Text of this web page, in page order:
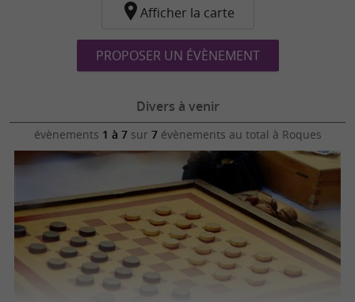
Afficher la carte
PROPOSER UN ÉVÈNEMENT
Divers à venir
évènements 1 à 7sur 7évènements au total à Roques